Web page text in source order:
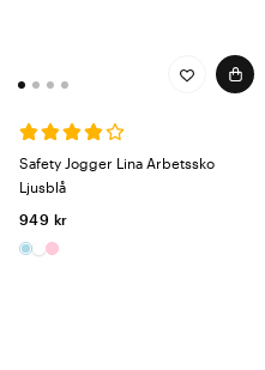
Safety Jogger Lina Arbetssko
Ljusblå
949 kr